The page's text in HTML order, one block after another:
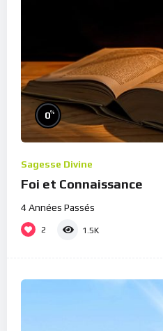
0%
Sagesse Divine
Foi et Connaissance
4 Années Passés
2 1.5K